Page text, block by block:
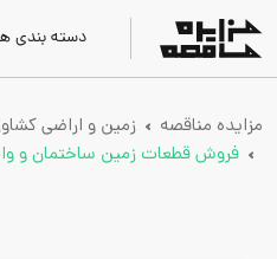
دسته بندی
مزایده مناقصه
زمین و اراضی
فروش قطعات زمین ساختمان و